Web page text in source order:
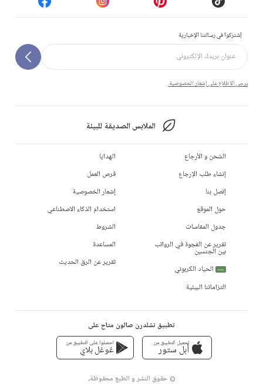
إشتركوا في رسالتنا الإخبارية
يرجى الاطلاع على إشعار الخصوصية.
الملابس الصديقة للبيئة
الشحن و الأرجاع
إنشاء طلب الإرجاع
إتصل بنا
حول الموقع
جدول المقاسات
تقرير عن الفجوة في الرواتب
بين الجنسين
جديد
الحياد الكربوني
التزاماتنا البيئية
الهدايا
فرص العمل
إشعار الخصوصية
استخدام الذكاء الاصطناعي
الشروط
المساعدة
تقرير عن الرق الحديث
تطبيق تشلدرن صالون متاح على
تحميل التطبيق من
أبل ستور
احصلوا على التطبيق من
غوغل بلاي
© حقوق النشر و الطبع محفوظة،